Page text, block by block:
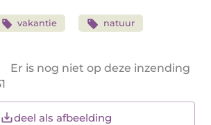
vakantie natuur
Er is nog niet op deze inzending
deel als afbeelding